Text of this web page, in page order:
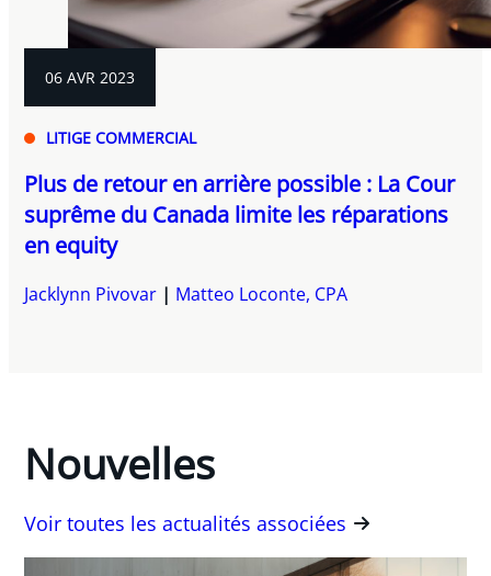
06 AVR 2023
LITIGE COMMERCIAL
Plus de retour en arrière possible : La Cour
suprême du Canada limite les réparations
en equity
Jacklynn Pivovar Matteo Loconte, CPA
Nouvelles
Voir toutes les actualités associées